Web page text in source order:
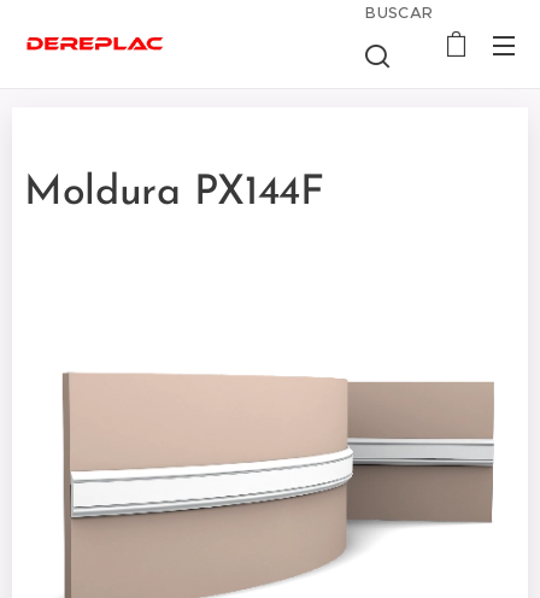
BUSCAR
Moldura PX144F